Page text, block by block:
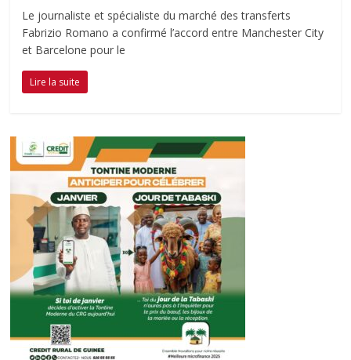
Le journaliste et spécialiste du marché des transferts
Fabrizio Romano a confirmé l’accord entre Manchester City
et Barcelone pour le
Lire la suite